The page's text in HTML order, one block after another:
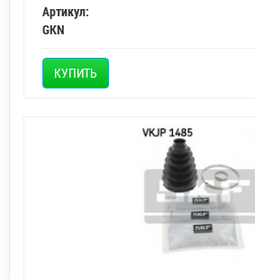
Артикул:
GKN
КУПИТЬ